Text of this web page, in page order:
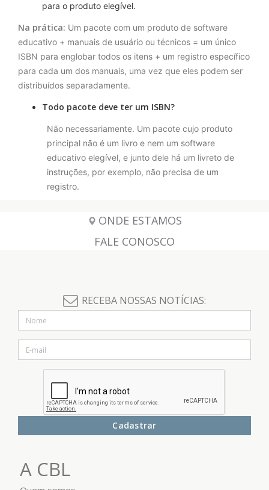
para o produto elegível.
Na prática: Um pacote com um produto de software
educativo + manuais de usuário ou técnicos = um único
ISBN para englobar todos os itens + um registro específico
para cada um dos manuais, uma vez que eles podem ser
distribuídos separadamente.
Todo pacote deve ter um ISBN?
Não necessariamente. Um pacote cujo produto
principal não é um livro e nem um software
educativo elegível, e junto dele há um livreto de
instruções, por exemplo, não precisa de um
registro.
ONDE ESTAMOS
FALE CONOSCO
RECEBA NOSSAS NOTÍCIAS:
Cadastrar
A CBL